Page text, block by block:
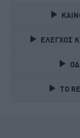
ΕΛΕΓΧΟΣ
TO